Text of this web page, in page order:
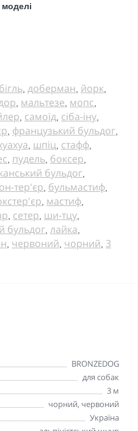
бігль доберман йорк
мальтезе мопс
самоїд сіба-іну
французький бульдог
шпіц стафф
пудель боксер
бульдог
тер'єр бульмастиф
мастиф
сетер ши-тцу
бульдог лайка
червоний чорний 3
BRONZEDOG
для собак
3 м
чорний, червоний
Україна